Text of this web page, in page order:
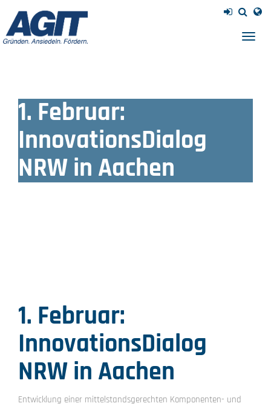
1. Februar:
InnovationsDialog
NRW in Aachen
1. Februar:
InnovationsDialog
NRW in Aachen
Entwicklung einer mittelstandsgerechten Komponenten- und